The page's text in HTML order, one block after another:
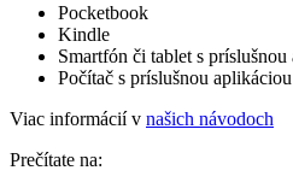
Pocketbook
Kindle
Smartfón či tablet s
Počítač s príslušnou aplikáciou
Viac informácií v našich návodoch
Prečítate na: